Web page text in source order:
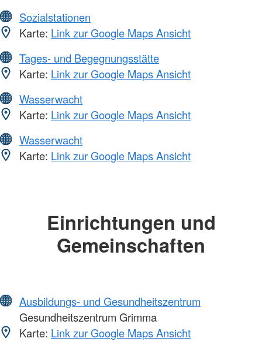
Sozialstationen
Karte: Link zur Google Maps Ansicht
Tages- und Begegnungsstätte
Karte: Link zur Google Maps Ansicht
Wasserwacht
Karte: Link zur Google Maps Ansicht
Wasserwacht
Karte: Link zur Google Maps Ansicht
Einrichtungen und
Gemeinschaften
Ausbildungs- und Gesundheitszentrum
Gesundheitszentrum Grimma
Karte: Link zur Google Maps Ansicht